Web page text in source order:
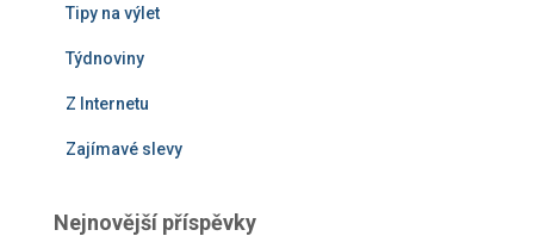
Tipy na výlet
Týdnoviny
Z Internetu
Zajímavé slevy
Nejnovější příspěvky